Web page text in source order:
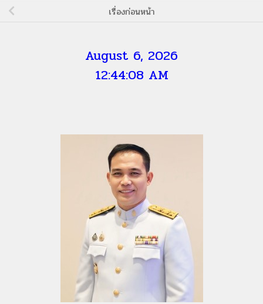
เรื่องก่อนหน้า
August 6, 2026
12:44:09 AM